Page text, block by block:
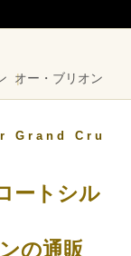
オー・ブリオン
Grand Cru
ートシル
の通販